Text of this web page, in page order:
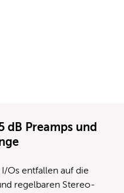
dB Preamps und
Os entfallen auf die
regelbaren Stereo-